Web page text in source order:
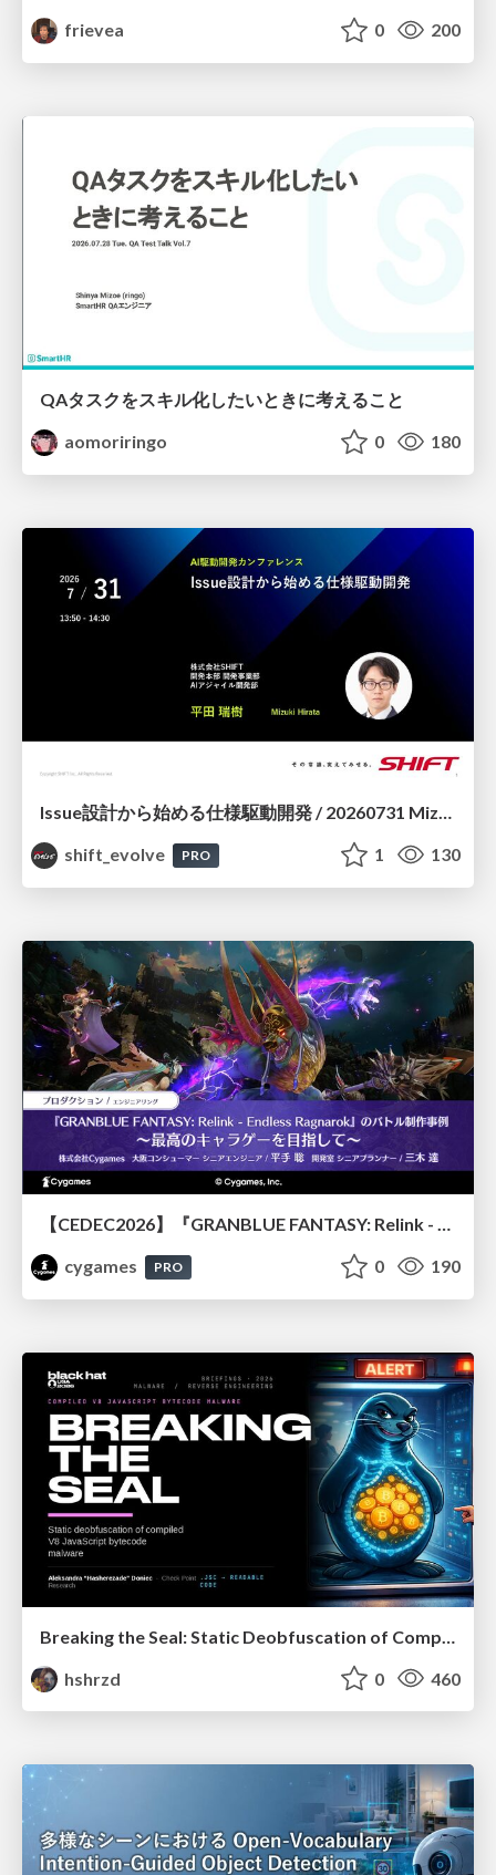
frievea
0 200
QAタスクをスキル化したいときに考えること
aomoriringo
0 180
shift_evolve
PRO 1 130
【CEDEC2026】『GRANBLUE FANTASY: Relink - Endless Ragnarok』のバトル制作事例 ～最高のキャラゲーを目指して～
cygames
PRO 0 190
hshrzd
0 460